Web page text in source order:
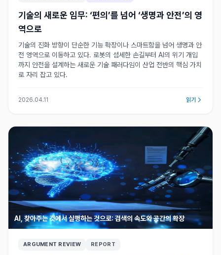
기술의 새로운 임무: ‘편의’를 넘어 ‘생명과 안전’의 영
역으로
기술의 진화 방향이 단순한 기능 확장이나 스마트함을 넘어 생명과 안
전 영역으로 이동하고 있다. 로봇의 섬세한 손길부터 AI의 위기 개입
까지 안전을 설계하는 새로운 기술 패러다임이 산업 전반의 핵심 가치
로 자리 잡고 있다.
2026.04.11 읽기
AI, 찾아주는 것에서 실행하는 것으로: 검색의 속도와 공간의 확장
ARGUMENT REVIEW REPORT